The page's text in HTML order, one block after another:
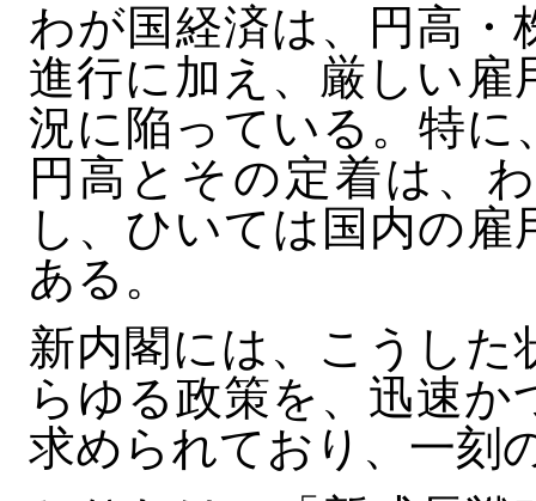
わが国経済は、円高・
進行に加え、厳しい雇
況に陥っている。特に
円高とその定着は、
し、ひいては国内の
ある。
新内閣には、こうし
らゆる政策を、迅速
求められており、一刻